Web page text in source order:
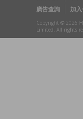
廣告查詢
加
Copyright © 2026
Limited. All rights